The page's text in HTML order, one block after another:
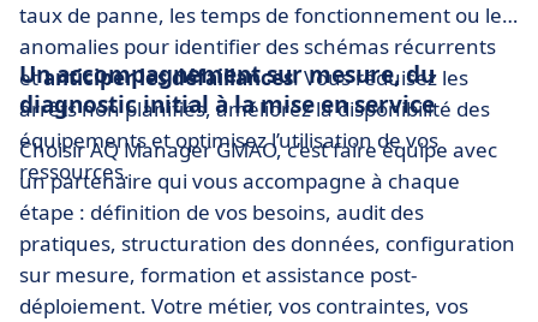
taux de panne, les temps de fonctionnement ou les
anomalies pour identifier des schémas récurrents
etanticiper les défaillances. Vous réduisez les
arrêts non planifiés, améliorez la disponibilité des
équipements et optimisez l’utilisation de vos
ressources.
Un accompagnement sur mesure, du
diagnostic initial à la mise en service
Choisir AQ Manager GMAO, c’est faire équipe avec
un partenaire qui vous accompagne à chaque
étape : définition de vos besoins, audit des
pratiques, structuration des données, configuration
sur mesure, formation et assistance post-
déploiement. Votre métier, vos contraintes, vos